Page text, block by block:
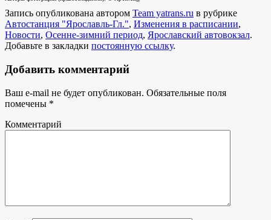
Запись опубликована автором Team yatrans.ru в рубрике
Автостанция "Ярославль-Гл.", Изменения в расписании,
Новости, Осенне-зимний период, Ярославский автовокзал.
Добавьте в закладки постоянную ссылку.
Добавить комментарий
Ваш e-mail не будет опубликован. Обязательные поля
помечены *
Комментарий